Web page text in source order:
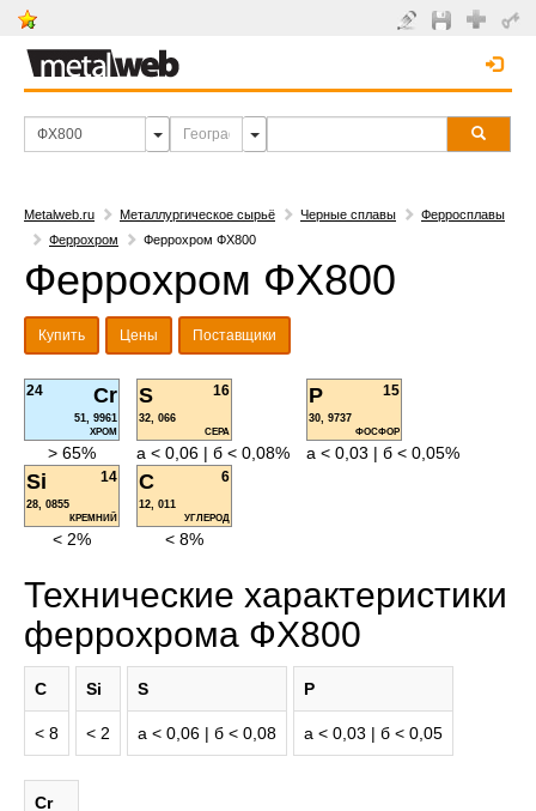
Metalweb.ru Металлургическое сырьё Черные сплавы
Ферросплавы
Феррохром
Феррохром ФХ800
Феррохром ФХ800
Купить Цены Поставщики
Cr
24
51, 9961
ХРОМ
> 65%
S 16
32, 066
СЕРА
а < 0,06 | б < 0,08%
P 15
30, 9737
ФОСФОР
а < 0,03 | б < 0,05%
Si 14
28, 0855
КРЕМНИЙ
< 2%
C 6
12, 011
УГЛЕРОД
< 8%
Технические характеристики
феррохрома ФХ800
C
< 8
Si
< 2
S
а < 0,06 | б < 0,08
P
а < 0,03 | б < 0,05
Cr